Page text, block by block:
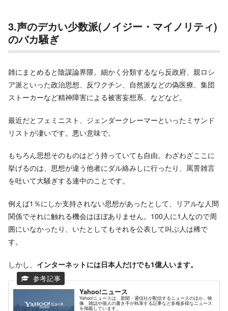
3.声のデカい少数派(ノイジー・マイノリティ)
のバカ騒ぎ
雑にまとめると陰謀論界隈。細かく分類するなら反政府、親ロシ
ア派といった政治思想、反ワクチン、自然派などの偽医療、集団
ストーカーなど精神障害による被害妄想系、などなど。
最近だとフェミニスト、ジェンダークレーマーといったミサンド
リストが凄いです。悪い意味で。
もちろん思想そのものはどう持っていても自由。わざわざここに
挙げるのは、思想が違う他者にダル絡みしに行ったり、罵詈雑言
を吐いて大騒ぎする連中のことです。
例えば1％にしか支持されない思想があったとして、リアルな人間
関係でそれに触れる機会はほぼありません。100人に1人なので周
囲にいなかったり、いたとしてもそれを公表して叫ぶ人は稀で
す。
しかし、 インターネットには日本人だけでも1億人います。
Yahoo!ニュース
Yahoo!ニュースは、新聞・通信社が配信するニュースのほか、映
像、雑誌や個人の書き手が執筆する記事など多種多様なニュース
を掲載しています。